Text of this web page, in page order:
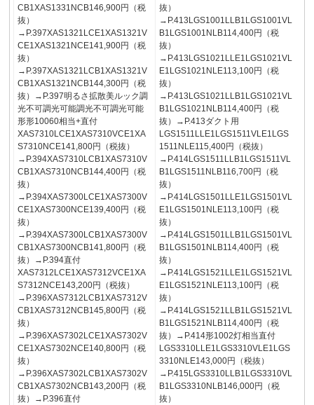
CB1XAS1331NCB146,900円（税
抜）
→P.397XAS1321LCE1XAS1321V
CE1XAS1321NCE141,900円（税
抜）
→P.397XAS1321LCB1XAS1321V
CB1XAS1321NCB144,300円（税
抜）→P.397明るさ拡散美ルック調
光不可調光可能調光不可調光可能
形形10060相当+直付
XAS7310LCE1XAS7310VCE1XA
S7310NCE141,800円（税抜）
→P.394XAS7310LCB1XAS7310V
CB1XAS7310NCB144,400円（税
抜）
→P.394XAS7300LCE1XAS7300V
CE1XAS7300NCE139,400円（税
抜）
→P.394XAS7300LCB1XAS7300V
CB1XAS7300NCB141,800円（税
抜）→P.394直付
XAS7312LCE1XAS7312VCE1XA
S7312NCE143,200円（税抜）
→P.396XAS7312LCB1XAS7312V
CB1XAS7312NCB145,800円（税
抜）
→P.396XAS7302LCE1XAS7302V
CE1XAS7302NCE140,800円（税
抜）
→P.396XAS7302LCB1XAS7302V
CB1XAS7302NCB143,200円（税
抜）→P.396直付
抜）
→P.413LGS1001LLB1LGS1001VL
B1LGS1001NLB114,400円（税
抜）
→P.413LGS1021LLE1LGS1021VL
E1LGS1021NLE113,100円（税
抜）
→P.413LGS1021LLB1LGS1021VL
B1LGS1021NLB114,400円（税
抜）→P.413ダクト用
LGS1511LLE1LGS1511VLE1LGS
1511NLE115,400円（税抜）
→P.414LGS1511LLB1LGS1511VL
B1LGS1511NLB116,700円（税
抜）
→P.414LGS1501LLE1LGS1501VL
E1LGS1501NLE113,100円（税
抜）
→P.414LGS1501LLB1LGS1501VL
B1LGS1501NLB114,400円（税
抜）
→P.414LGS1521LLE1LGS1521VL
E1LGS1521NLE113,100円（税
抜）
→P.414LGS1521LLB1LGS1521VL
B1LGS1521NLB114,400円（税
抜）→P.414形1002灯相当直付
LGS3310LLE1LGS3310VLE1LGS
3310NLE143,000円（税抜）
→P.415LGS3310LLB1LGS3310VL
B1LGS3310NLB146,000円（税
抜）